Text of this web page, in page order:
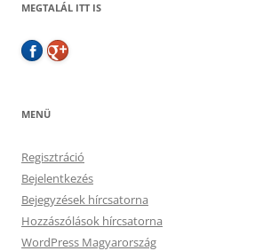
MEGTALÁL ITT IS
MENÜ
Regisztráció
Bejelentkezés
Bejegyzések hírcsatorna
Hozzászólások hírcsatorna
WordPress Magyarország